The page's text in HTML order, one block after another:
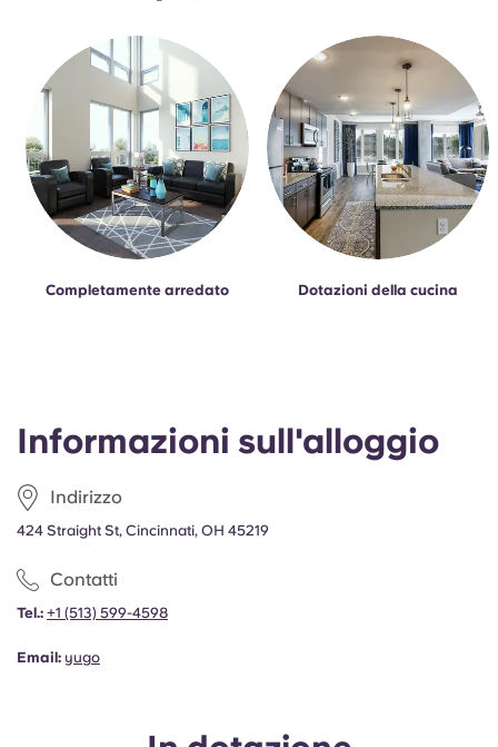
Informazioni sull'alloggio
Indirizzo
424 Straight St, Cincinnati, OH 45219
Contatti
Tel.: +1 (513) 599-4598
Email: yugo
Completamente arredato Dotazioni della cucina